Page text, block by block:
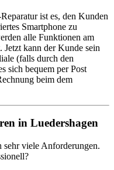
ist es, den Kunden
Smartphone zu
alle Funktionen am
kann der Kunde sein
(falls durch den
sich bequem per Post
beim dem
in Luedershagen
sehr viele Anforderungen.